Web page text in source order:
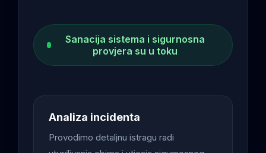
Sanacija sistema i sigurnosna
provjera su u toku
Analiza incidenta
Provodimo detaljnu istragu radi